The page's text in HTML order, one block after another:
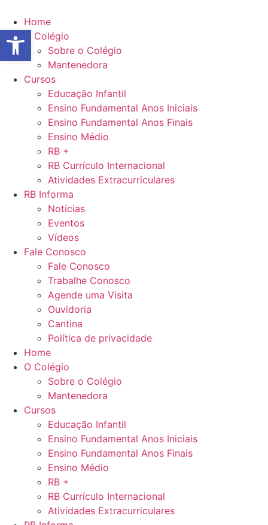
para
conteúdo
Home
O Colégio
Sobre o Colégio
Mantenedora
Cursos
Educação Infantil
Ensino Fundamental Anos Iniciais
Ensino Fundamental Anos Finais
Ensino Médio
RB +
RB Currículo Internacional
Atividades Extracurriculares
RB Informa
Notícias
Eventos
Vídeos
Fale Conosco
Fale Conosco
Trabalhe Conosco
Agende uma Visita
Ouvidoria
Cantina
Política de privacidade
Home
O Colégio
Sobre o Colégio
Mantenedora
Cursos
Educação Infantil
Ensino Fundamental Anos Iniciais
Ensino Fundamental Anos Finais
Ensino Médio
RB +
RB Currículo Internacional
Atividades Extracurriculares
Abrir a barra de ferramentas